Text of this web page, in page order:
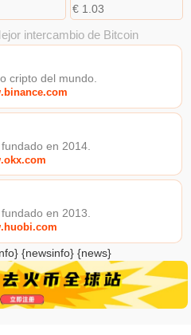
€ 1.03
intercambio de Bitcoin
cripto del mundo.
en 2014.
en 2013.
{newsinfo} {news}